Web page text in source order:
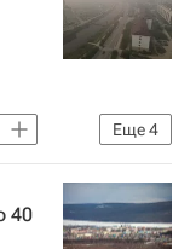
Еще4
МЧС России (Министерство РФ по делам гражданской обороны, чрезвычайным ситуациям и ликвидации последствий стихийных бедствий)
40